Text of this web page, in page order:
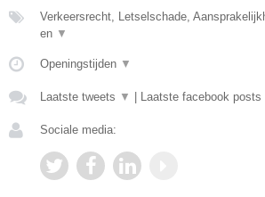
Verkeersrecht, Letselschade,
en ▼
Openingstijden ▼
Laatste tweets ▼ Laatste facebook posts
Sociale media: